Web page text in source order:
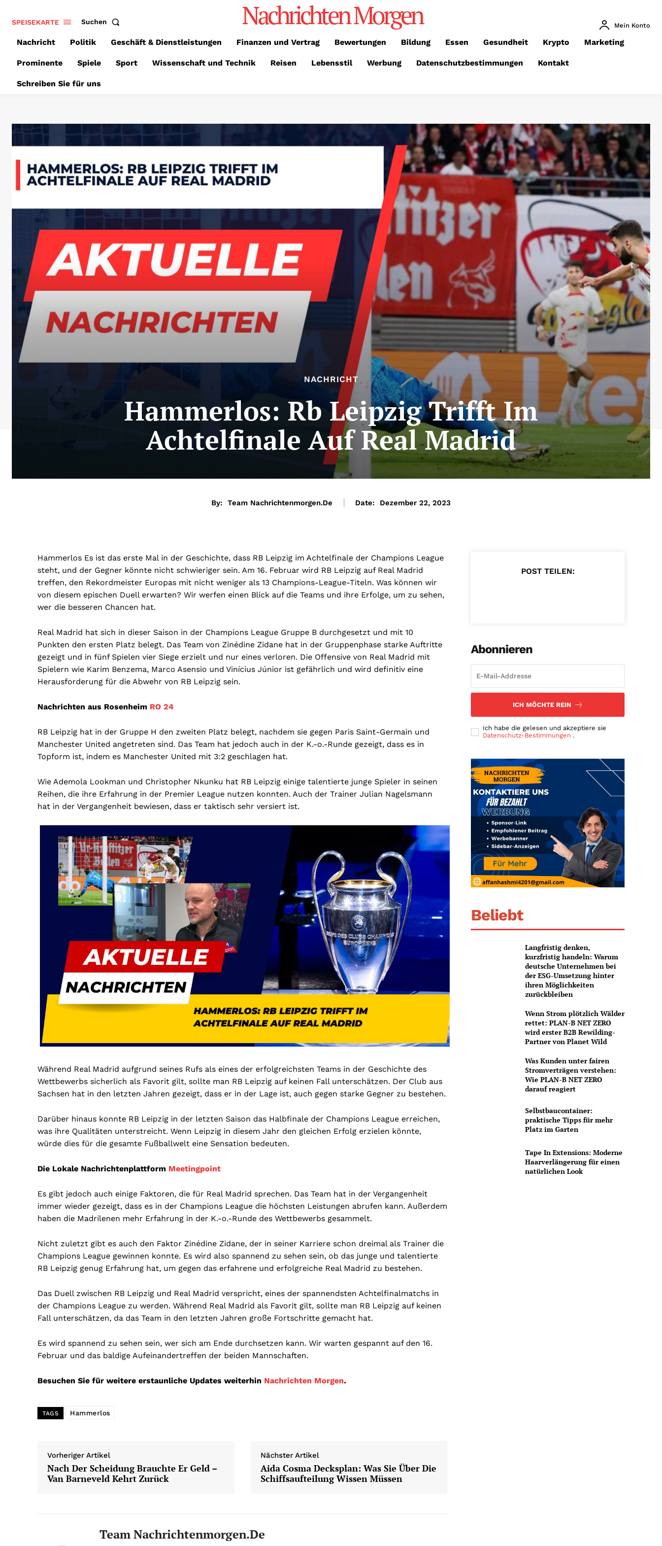
SPEISEKARTE Suchen Nachrichten Morgen Mein Konto
Nachricht Politik Geschäft & Dienstleistungen Finanzen und Vertrag Bewertungen Bildung Essen Gesundheit Krypto Marketing
Prominente Spiele Sport Wissenschaft und Technik Reisen Lebensstil Werbung Datenschutzbestimmungen Kontakt
Schreiben Sie für uns
NACHRICHT
Hammerlos: Rb Leipzig Trifft Im
Achtelfinale Auf Real Madrid
By: Team Nachrichtenmorgen.de Date: Dezember 22, 2023
Hammerlos Es ist das erste Mal in der Geschichte, dass RB Leipzig im Achtelfinale der Champions League
steht, und der Gegner könnte nicht schwieriger sein. Am 16. Februar wird RB Leipzig auf Real Madrid
treffen, den Rekordmeister Europas mit nicht weniger als 13 Champions-League-Titeln. Was können wir
von diesem epischen Duell erwarten? Wir werfen einen Blick auf die Teams und ihre Erfolge, um zu sehen,
wer die besseren Chancen hat.
Real Madrid hat sich in dieser Saison in der Champions League Gruppe B durchgesetzt und mit 10
Punkten den ersten Platz belegt. Das Team von Zinédine Zidane hat in der Gruppenphase starke Auftritte
gezeigt und in fünf Spielen vier Siege erzielt und nur eines verloren. Die Offensive von Real Madrid mit
Spielern wie Karim Benzema, Marco Asensio und Vinícius Júnior ist gefährlich und wird definitiv eine
Herausforderung für die Abwehr von RB Leipzig sein.
Nachrichten aus Rosenheim RO 24
RB Leipzig hat in der Gruppe H den zweiten Platz belegt, nachdem sie gegen Paris Saint-Germain und
Manchester United angetreten sind. Das Team hat jedoch auch in der K.-o.-Runde gezeigt, dass es in
Topform ist, indem es Manchester United mit 3:2 geschlagen hat.
Wie Ademola Lookman und Christopher Nkunku hat RB Leipzig einige talentierte junge Spieler in seinen
Reihen, die ihre Erfahrung in der Premier League nutzen konnten. Auch der Trainer Julian Nagelsmann
hat in der Vergangenheit bewiesen, dass er taktisch sehr versiert ist.
Während Real Madrid aufgrund seines Rufs als eines der erfolgreichsten Teams in der Geschichte des
Wettbewerbs sicherlich als Favorit gilt, sollte man RB Leipzig auf keinen Fall unterschätzen. Der Club aus
Sachsen hat in den letzten Jahren gezeigt, dass er in der Lage ist, auch gegen starke Gegner zu bestehen.
Darüber hinaus konnte RB Leipzig in der letzten Saison das Halbfinale der Champions League erreichen,
was ihre Qualitäten unterstreicht. Wenn Leipzig in diesem Jahr den gleichen Erfolg erzielen könnte,
würde dies für die gesamte Fußballwelt eine Sensation bedeuten.
Die Lokale Nachrichtenplattform Meetingpoint
Es gibt jedoch auch einige Faktoren, die für Real Madrid sprechen. Das Team hat in der Vergangenheit
immer wieder gezeigt, dass es in der Champions League die höchsten Leistungen abrufen kann. Außerdem
haben die Madrilenen mehr Erfahrung in der K.-o.-Runde des Wettbewerbs gesammelt.
Nicht zuletzt gibt es auch den Faktor Zinédine Zidane, der in seiner Karriere schon dreimal als Trainer die
Champions League gewinnen konnte. Es wird also spannend zu sehen sein, ob das junge und talentierte
RB Leipzig genug Erfahrung hat, um gegen das erfahrene und erfolgreiche Real Madrid zu bestehen.
Das Duell zwischen RB Leipzig und Real Madrid verspricht, eines der spannendsten Achtelfinalmatchs in
der Champions League zu werden. Während Real Madrid als Favorit gilt, sollte man RB Leipzig auf keinen
Fall unterschätzen, da das Team in den letzten Jahren große Fortschritte gemacht hat.
Es wird spannend zu sehen sein, wer sich am Ende durchsetzen kann. Wir warten gespannt auf den 16.
Februar und das baldige Aufeinandertreffen der beiden Mannschaften.
Besuchen Sie für weitere erstaunliche Updates weiterhin Nachrichten Morgen.
TAGS Hammerlos
Vorheriger Artikel
Nach Der Scheidung Brauchte Er Geld –
Van Barneveld Kehrt Zurück
Nächster Artikel
Aida Cosma Decksplan: Was Sie Über Die
Schiffsaufteilung Wissen Müssen
Team Nachrichtenmorgen.de
POST TEILEN:
Abonnieren
ICH MÖCHTE REIN
Ich habe die gelesen und akzeptiere sie
Datenschutz-Bestimmungen .
Beliebt
Langfristig denken,
kurzfristig handeln: Warum
deutsche Unternehmen bei
der ESG-Umsetzung hinter
ihren Möglichkeiten
zurückbleiben
Wenn Strom plötzlich Wälder
rettet: PLAN-B NET ZERO
wird erster B2B Rewilding-
Partner von Planet Wild
Was Kunden unter fairen
Stromverträgen verstehen:
Wie PLAN-B NET ZERO
darauf reagiert
Selbstbaucontainer:
praktische Tipps für mehr
Platz im Garten
Tape In Extensions: Moderne
Haarverlängerung für einen
natürlichen Look